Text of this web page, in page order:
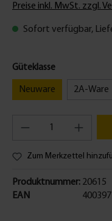
Preise inkl. MwSt. zzgl.
Sofort verfügbar,
Güteklasse
Neuware 2A-Ware
Zum Merkzettel
Produktnummer:
EAN
20615